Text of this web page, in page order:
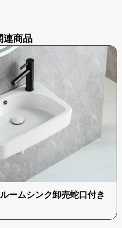
連商品
ームシンク卸売蛇口付き